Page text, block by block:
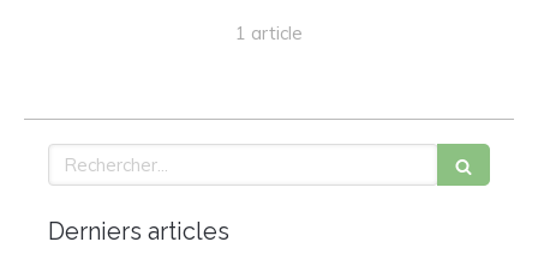
1 article
Rechercher
Derniers articles